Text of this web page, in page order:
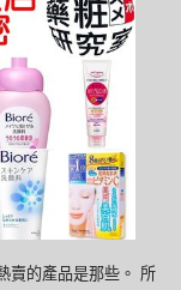
賣的產品是那些。 所